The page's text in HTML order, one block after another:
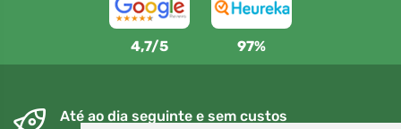
4,7/5 97%
Até ao dia seguinte e sem custos